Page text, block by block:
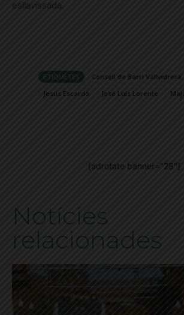
esllavissada.
ETIQUETES Consell de Barri Vallvidrera
Jesús Escardó
José Luís Lorente
[adrotate banner="28"]
Notícies
relacionades